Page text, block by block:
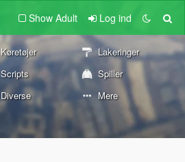
Show Adult Log ind
Køretøjer
Lakeringer
Scripts
Spiller
Diverse Mere